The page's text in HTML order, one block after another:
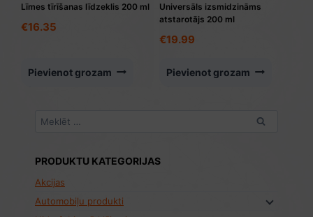
Līmes tīrīšanas līdzeklis 200 ml
€16.35
Pievienot grozam
Universāls izsmidzināms
atstarotājs 200 ml
€19.99
Pievienot grozam
Meklēt:
PRODUKTU KATEGORIJAS
Akcijas
Automobiļu produkti